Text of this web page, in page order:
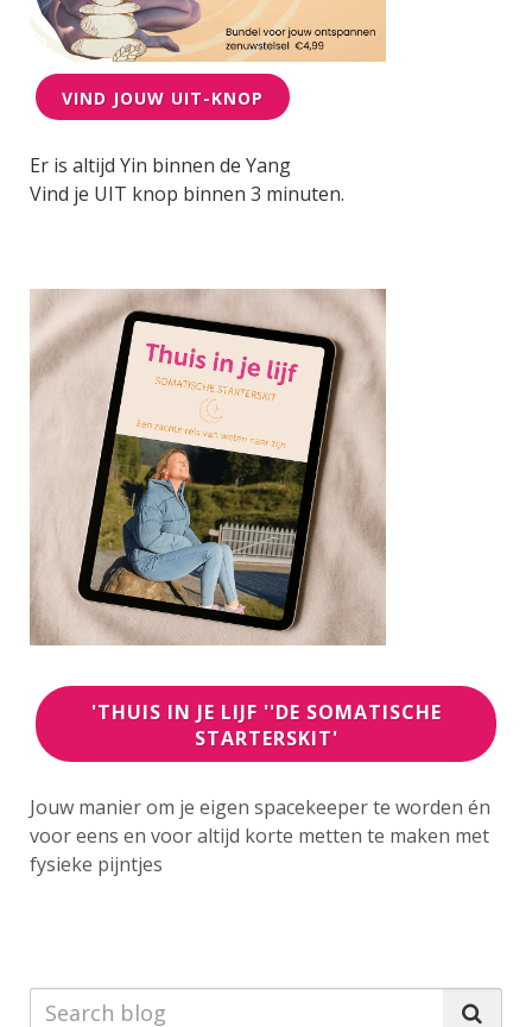
VIND JOUW UIT-KNOP
Er is altijd Yin binnen de Yang
Vind je UIT knop binnen 3 minuten.
'THUIS IN JE LIJF ''DE SOMATISCHE
STARTERSKIT'
Jouw manier om je eigen spacekeeper te worden én
voor eens en voor altijd korte metten te maken met
fysieke pijntjes